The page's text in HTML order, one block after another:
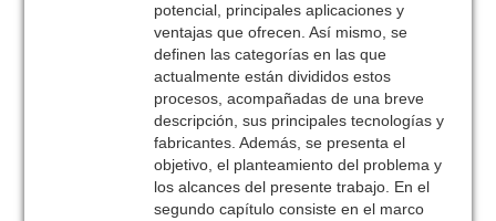
potencial, principales aplicaciones y
ventajas que ofrecen. Así mismo, se
definen las categorías en las que
actualmente están divididos estos
procesos, acompañadas de una breve
descripción, sus principales tecnologías y
fabricantes. Además, se presenta el
objetivo, el planteamiento del problema y
los alcances del presente trabajo. En el
segundo capítulo consiste en el marco